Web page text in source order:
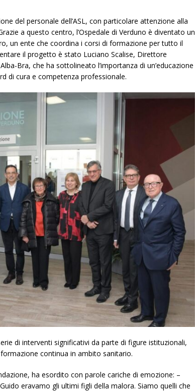
del personale dell’ASL, con particolare attenzione alla
a questo centro, l’Ospedale di Verduno è diventato un
un ente che coordina i corsi di formazione per tutto il
il progetto è stato Luciano Scalise, Direttore
Bra, che ha sottolineato l’importanza di un’educazione
di cura e competenza professionale.
di interventi significativi da parte di figure istituzionali,
continua in ambito sanitario.
ha esordito con parole cariche di emozione: –
eravamo gli ultimi figli della malora. Siamo quelli che